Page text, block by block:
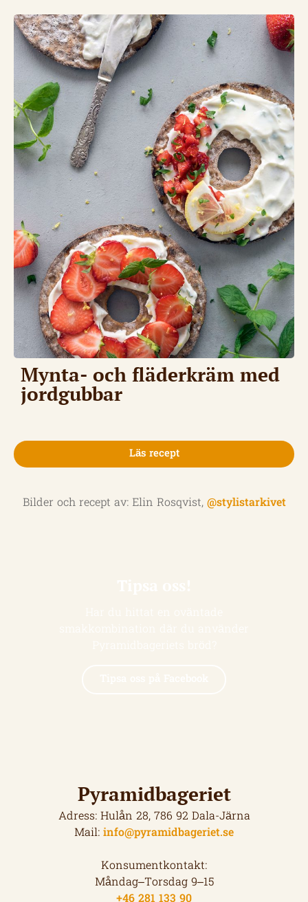
Mynta- och fläderkräm med
jordgubbar
Läs recept
Bilder och recept av: Elin Rosqvist, @stylistarkivet
Pyramidbageriet
Adress: Hulån 28, 786 92 Dala-Järna
Mail: info@pyramidbageriet.se
Konsumentkontakt:
Måndag–Torsdag 9–15